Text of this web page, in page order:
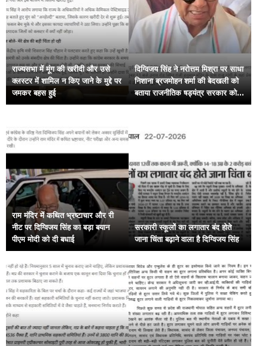
राज्यसभा में मूंग की खरीदी और उसे
क्लस्टर में शामिल न किए जाने के मुद्दे पर
जमकर बहस हुई
दिग्विजय सिंह ने नरोत्तम मिश्रा पर साधा
निशाना ब्रजमोहन शर्मा की बेदखली को
बताया राजनीतिक षड्यंत्र सरकार को
भी घेरा
राम मंदिर में कथित भ्रष्टाचार और री
नीट पर दिग्विजय सिंह का बड़ा बयान
पीएम मोदी को दी बधाई
सरकारी स्कूलों का लगातार बंद होते
जाना चिंता बढ़ाने वाला है दिग्विजय सिंह